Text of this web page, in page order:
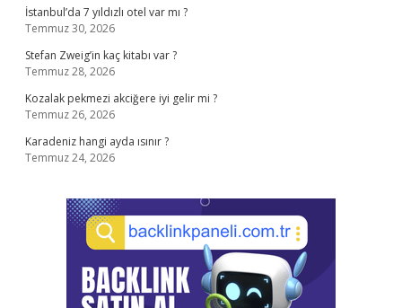
İstanbul’da 7 yıldızlı otel var mı ?
Temmuz 30, 2026
Stefan Zweig’in kaç kitabı var ?
Temmuz 28, 2026
Kozalak pekmezi akciğere iyi gelir mi ?
Temmuz 26, 2026
Karadeniz hangi ayda ısınır ?
Temmuz 24, 2026